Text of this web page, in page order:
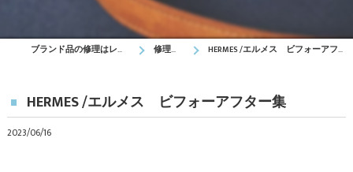
ブランド品の修理はレボラボ 修理実績 HERMES /エルメス ビフォーアフター集
HERMES /エルメス ビフォーアフター集
2023/06/16